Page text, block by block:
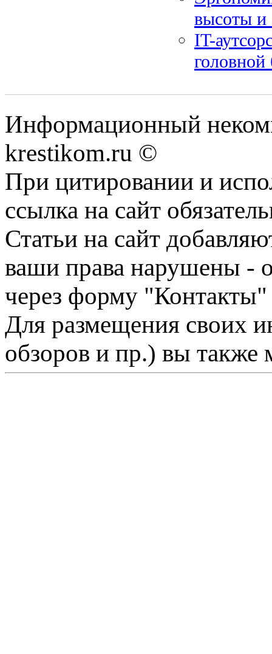
высоты и
IT-
головной
Информационный
krestikom.ru ©
При цитировании и
ссылка на сайт
Статьи на сайт
ваши права нарушены -
через форму "Контакты"
Для размещения своих
обзоров и пр.) вы также